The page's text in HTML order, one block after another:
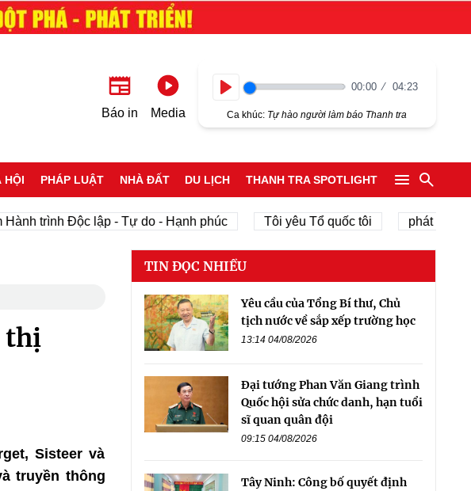
Báo in Media
00:00 04:23
Ca khúc: Tự hào người làm báo Thanh tra
HỘI PHÁP LUẬT NHÀ ĐẤT DU LỊCH THANH TRA SPOTLIGHT
Độc lập - Tự do - Hạnh phúc Tôi yêu Tổ quốc tôi phát triển kinh tế
thị
Sisteer và
truyền thông
TIN ĐỌC NHIỀU
Yêu cầu của Tổng Bí thư, Chủ
tịch nước về sắp xếp trường học
13:14 04/08/2026
Đại tướng Phan Văn Giang trình
Quốc hội sửa chức danh, hạn tuổi
sĩ quan quân đội
09:15 04/08/2026
Tây Ninh: Công bố quyết định